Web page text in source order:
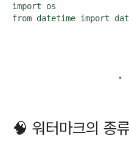
import os
from datetime import
🧠 워터마크의 종